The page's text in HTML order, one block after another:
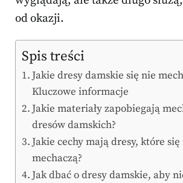
od okazji.
Spis treści
Jakie dresy damskie się nie
Kluczowe informacje
Jakie materiały zapobiegają
dresów damskich?
Jakie cechy mają dresy, które się
mechaczą?
Jak dbać o dresy damskie, aby